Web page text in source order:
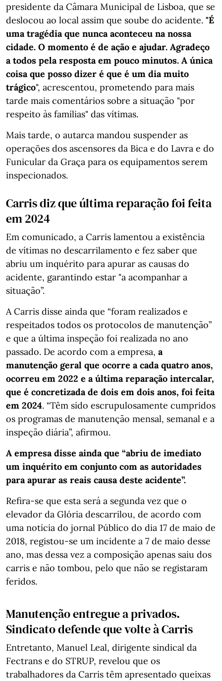
presidente da Câmara Municipal de Lisboa, que se
deslocou ao local assim que soube do acidente. "É
uma tragédia que nunca aconteceu na nossa
cidade. O momento é de ação e ajudar. Agradeço
a todos pela resposta em pouco minutos. A única
coisa que posso dizer é que é um dia muito
trágico", acrescentou, prometendo para mais
tarde mais comentários sobre a situação "por
respeito às famílias" das vítimas.
Mais tarde, o autarca mandou suspender as
operações dos ascensores da Bica e do Lavra e do
Funicular da Graça para os equipamentos serem
inspecionados.
Carris diz que última reparação foi feita
em 2024
Em comunicado, a Carris lamentou a existência
de vítimas no descarrilamento e fez saber que
abriu um inquérito para apurar as causas do
acidente, garantindo estar "a acompanhar a
situação”.
A Carris disse ainda que “foram realizados e
respeitados todos os protocolos de manutenção”
e que a última inspeção foi realizada no ano
passado. De acordo com a empresa, a
manutenção geral que ocorre a cada quatro anos,
ocorreu em 2022 e a última reparação intercalar,
que é concretizada de dois em dois anos, foi feita
em 2024. “Têm sido escrupulosamente cumpridos
os programas de manutenção mensal, semanal e a
inspeção diária”, afirmou.
A empresa disse ainda que “abriu de imediato
um inquérito em conjunto com as autoridades
para apurar as reais causa deste acidente”.
Refira-se que esta será a segunda vez que o
elevador da Glória descarrilou, de acordo com
uma notícia do jornal Público do dia 17 de maio de
2018, registou-se um incidente a 7 de maio desse
ano, mas dessa vez a composição apenas saiu dos
carris e não tombou, pelo que não se registaram
feridos.
Manutenção entregue a privados.
Sindicato defende que volte à Carris
Entretanto, Manuel Leal, dirigente sindical da
Fectrans e do STRUP, revelou que os
trabalhadores da Carris têm apresentado queixas